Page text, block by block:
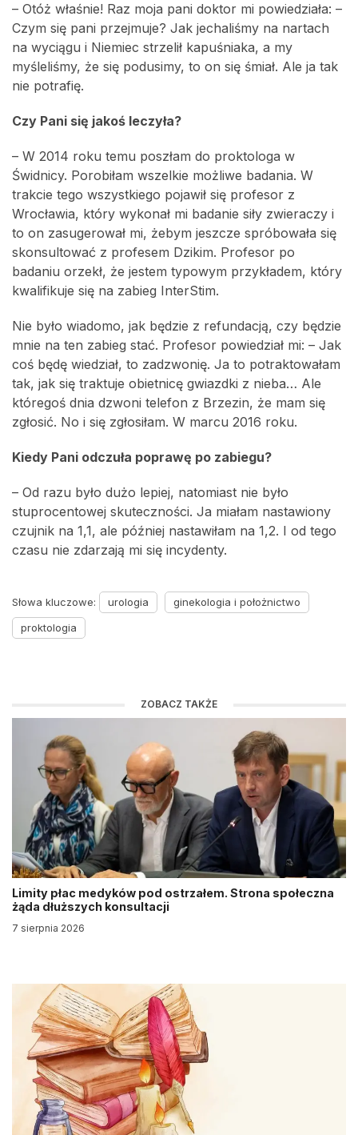
– Otóż właśnie! Raz moja pani doktor mi powiedziała: –
Czym się pani przejmuje? Jak jechaliśmy na nartach
na wyciągu i Niemiec strzelił kapuśniaka, a my
myśleliśmy, że się podusimy, to on się śmiał. Ale ja tak
nie potrafię.
Czy Pani się jakoś leczyła?
– W 2014 roku temu poszłam do proktologa w
Świdnicy. Porobiłam wszelkie możliwe badania. W
trakcie tego wszystkiego pojawił się profesor z
Wrocławia, który wykonał mi badanie siły zwieraczy i
to on zasugerował mi, żebym jeszcze spróbowała się
skonsultować z profesem Dzikim. Profesor po
badaniu orzekł, że jestem typowym przykładem, który
kwalifikuje się na zabieg InterStim.
Nie było wiadomo, jak będzie z refundacją, czy będzie
mnie na ten zabieg stać. Profesor powiedział mi: – Jak
coś będę wiedział, to zadzwonię. Ja to potraktowałam
tak, jak się traktuje obietnicę gwiazdki z nieba… Ale
któregoś dnia dzwoni telefon z Brzezin, że mam się
zgłosić. No i się zgłosiłam. W marcu 2016 roku.
Kiedy Pani odczuła poprawę po zabiegu?
– Od razu było dużo lepiej, natomiast nie było
stuprocentowej skuteczności. Ja miałam nastawiony
czujnik na 1,1, ale później nastawiłam na 1,2. I od tego
czasu nie zdarzają mi się incydenty.
Słowa kluczowe: urologia
ginekologia i położnictwo
proktologia
ZOBACZ TAKŻE
Limity płac medyków pod ostrzałem. Strona społeczna
żąda dłuższych konsultacji
7 sierpnia 2026